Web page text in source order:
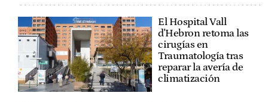
El Hospital Vall
d'Hebron retoma las
cirugías en
Traumatología tras
reparar la avería de
climatización